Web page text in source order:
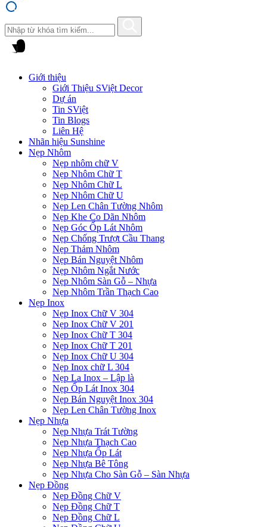
Giới thiệu
Giới Thiệu SViệt Decor
Dự án
Tin SViệt
Tin Blogs
Liên Hệ
Nhãn hiệu Sunshine
Nẹp Nhôm
Nẹp nhôm chữ V
Nẹp Nhôm Chữ T
Nẹp Nhôm Chữ L
Nẹp Nhôm Chữ U
Nẹp Len Chân Tường Nhôm
Nẹp Khe Co Dãn Nhôm
Nẹp Góc Ốp Lát Nhôm
Nẹp Chống Trượt Cầu Thang
Nẹp Thảm Nhôm
Nẹp Bán Nguyệt Nhôm
Nẹp Nhôm Ngắt Nước
Nẹp Nhôm Sàn Gỗ – Nhựa
Nẹp Nhôm Trần Thạch Cao
Nẹp Inox
Nẹp Inox Chữ V 304
Nẹp Inox Chữ V 201
Nẹp Inox Chữ T 304
Nẹp Inox Chữ T 201
Nẹp Inox Chữ U 304
Nẹp Inox chữ L 304
Nẹp La Inox – Lập là
Nẹp Ốp Lát Inox 304
Nẹp Bán Nguyệt Inox 304
Nẹp Len Chân Tường Inox
Nẹp Nhựa
Nẹp Nhựa Trát Tường
Nẹp Nhựa Thạch Cao
Nẹp Nhựa Ốp Lát
Nẹp Nhựa Bê Tông
Nẹp Nhựa Cho Sàn Gỗ – Sàn Nhựa
Nẹp Đồng
Nẹp Đồng Chữ V
Nẹp Đồng Chữ T
Nẹp Đồng Chữ L